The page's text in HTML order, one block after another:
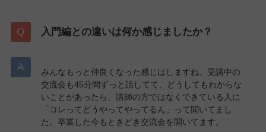
入門編との違いは何か感じましたか？
みんなもっと仲良くなった感じはしますね。受講中の
交流会も45分間ずっと話してて、どうしてもわからな
いことがあったら、講師の方ではなくできている人に
「コレってどうやってやってるん」って聞いてまし
た。卒業した今もときどき交流会を開いてます。